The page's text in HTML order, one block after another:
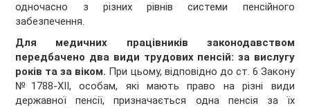
одночасно з різних рівнів системи пенсійного
забезпечення.
Для медичних працівників законодавством
передбачено два види трудових пенсій: за вислугу
років та за віком. При цьому, відповідно до ст. 6 Закону
№1788-XII, особам, які мають право на різні види
державної пенсії, призначається одна пенсія за їх